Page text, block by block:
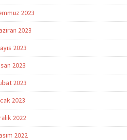
2023
2023
2023
2023
2023
2023
2022
2022